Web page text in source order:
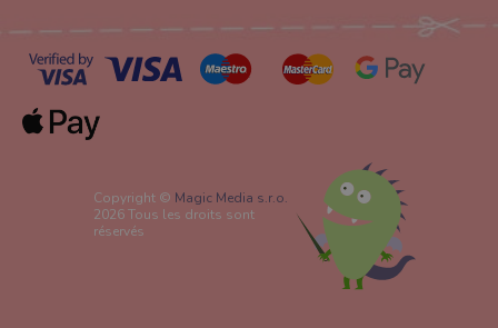
Copyright © Magic Media s.r.o.
2026 Tous les droits sont
réservés